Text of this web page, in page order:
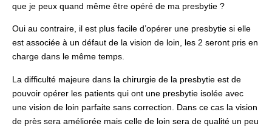
que je peux quand même être opéré de ma presbytie ?
Oui au contraire, il est plus facile d’opérer une presbytie si elle
est associée à un défaut de la vision de loin, les 2 seront pris en
charge dans le même temps.
La difficulté majeure dans la chirurgie de la presbytie est de
pouvoir opérer les patients qui ont une presbytie isolée avec
une vision de loin parfaite sans correction. Dans ce cas la vision
de près sera améliorée mais celle de loin sera de qualité un peu